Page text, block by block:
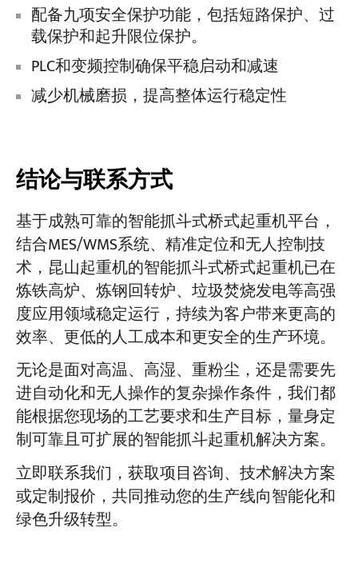
配备九项安全保护功能，包括短路保护、过
载保护和起升限位保护。
PLC和变频控制确保平稳启动和减速
减少机械磨损，提高整体运行稳定性
结论与联系方式
基于成熟可靠的智能抓斗式桥式起重机平台，
结合MES/WMS系统、精准定位和无人控制技
术，昆山起重机的智能抓斗式桥式起重机已在
炼铁高炉、炼钢回转炉、垃圾焚烧发电等高强
度应用领域稳定运行，持续为客户带来更高的
效率、更低的人工成本和更安全的生产环境。
无论是面对高温、高湿、重粉尘，还是需要先
进自动化和无人操作的复杂操作条件，我们都
能根据您现场的工艺要求和生产目标，量身定
制可靠且可扩展的智能抓斗起重机解决方案。
立即联系我们，获取项目咨询、技术解决方案
或定制报价，共同推动您的生产线向智能化和
绿色升级转型。